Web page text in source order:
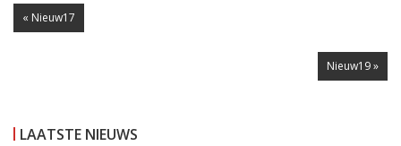
« Nieuw17
Nieuw19 »
LAATSTE NIEUWS